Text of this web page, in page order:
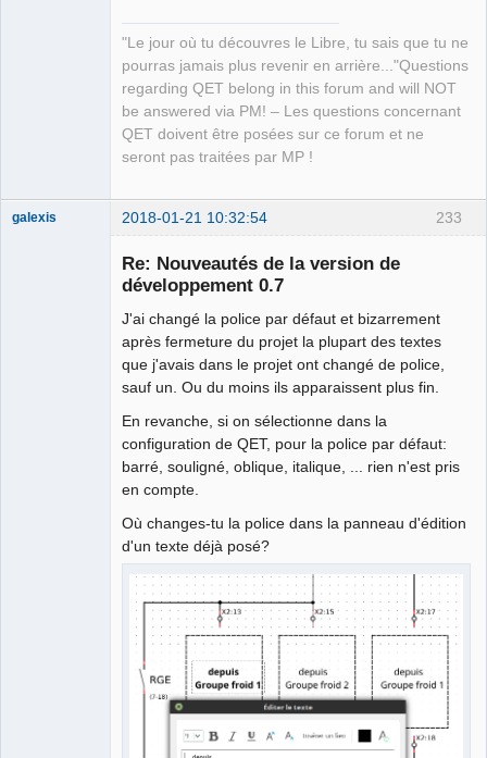
"Le jour où tu découvres le Libre, tu sais que tu ne
pourras jamais plus revenir en arrière..."Questions
regarding QET belong in this forum and will NOT
be answered via PM! – Les questions concernant
QET doivent être posées sur ce forum et ne
seront pas traitées par MP !
233
galexis 2018-01-21 10:32:54
Re: Nouveautés de la version de
développement 0.7
J'ai changé la police par défaut et bizarrement
après fermeture du projet la plupart des textes
que j'avais dans le projet ont changé de police,
sauf un. Ou du moins ils apparaissent plus fin.
En revanche, si on sélectionne dans la
configuration de QET, pour la police par défaut:
barré, souligné, oblique, italique, ... rien n'est pris
en compte.
Où changes-tu la police dans la panneau d'édition
d'un texte déjà posé?